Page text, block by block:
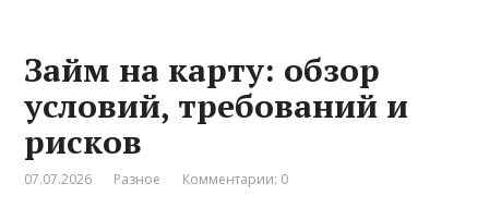
Займ на карту: обзор
условий, требований и
рисков
07.07.2026 Разное Комментарии: 0